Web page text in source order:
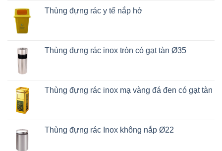
Thùng đựng rác y tế nắp hở
Thùng đựng rác inox tròn có gạt tàn Ø35
Thùng đựng rác inox mạ vàng đá đen có gạt tàn
Thùng đựng rác Inox không nắp Ø22